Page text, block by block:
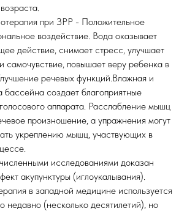
при ЗРР - Положительное
воздействие. Вода оказывает
действие, снимает стресс, улучшает
самочувствие, повышает веру ребенка в
речевых функций.Влажная и
бассейна создает благоприятные
аппарата. Расслабление мышц
произношение, а упражнения могут
укреплению мышц, участвующих в
исследованиями доказан
акупунктуры (иглоукалывания).
в западной медицине используется
недавно (несколько десятилетий), но